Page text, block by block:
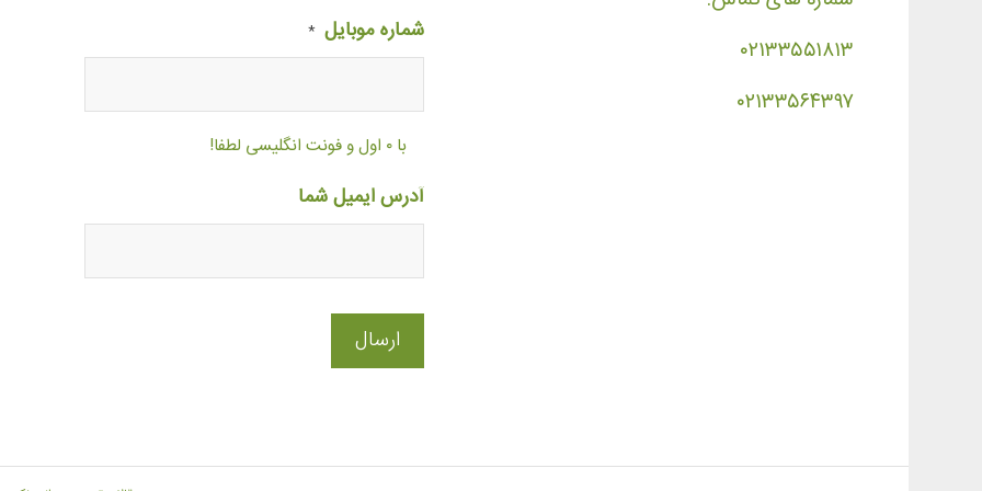
۰۲۱۳۳۵۵۱۸۱۳
۰۲۱۳۳۵۶۴۳۹۷
شماره موبایل *
با ۰ اول و فونت انگلیسی لطفا!
آدرس ایمیل شما